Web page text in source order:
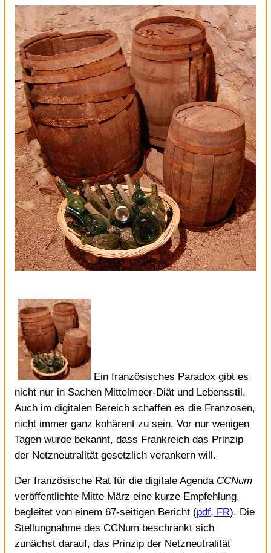
Ein französisches Paradox gibt es
nicht nur in Sachen Mittelmeer-Diät und Lebensstil.
Auch im digitalen Bereich schaffen es die Franzosen,
nicht immer ganz kohärent zu sein. Vor nur wenigen
Tagen wurde bekannt, dass Frankreich das Prinzip
der Netzneutralität gesetzlich verankern will.
Der französische Rat für die digitale Agenda CCNum
veröffentlichte Mitte März eine kurze Empfehlung,
begleitet von einem 67-seitigen Bericht (pdf, FR). Die
Stellungnahme des CCNum beschränkt sich
zunächst darauf, das Prinzip der Netzneutralität